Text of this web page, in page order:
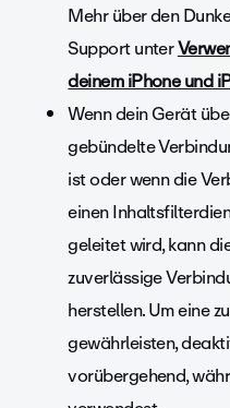
Mehr über den
Support unter
deinem iPhone und
Wenn dein Gerät
gebündelte
ist oder wenn die
einen
geleitet wird, kann
zuverlässige
herstellen. Um eine
gewährleisten,
vorübergehend,